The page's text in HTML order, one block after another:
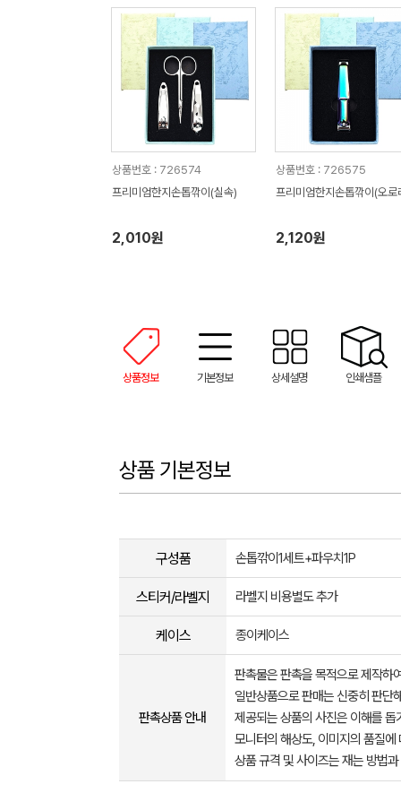
상품번호 : 726574
프리미엄한지손톱깎이(실속)
2,010원
상품번호 : 726575
프리미엄한지손톱깎이(오로
2,120원
상품정보 기본정보 상세설명 인쇄샘플
상품 기본정보
구성품 손톱깎이1세트+파우치1P
스티커/라벨지 라벨지 비용별도 추가
케이스 종이케이스
판촉상품 안내
판촉물은 판촉을 목적으로 제작하
일반상품으로 판매는 신중히 판단
제공되는 상품의 사진은 이해를
모니터의 해상도, 이미지의 품질
상품 규격 및 사이즈는 재는 방법